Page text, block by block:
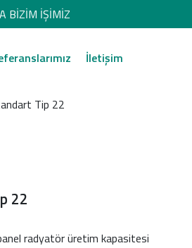
BİZİM İŞİMİZ
İletişim
Tip 22
22
radyatör üretim kapasitesi